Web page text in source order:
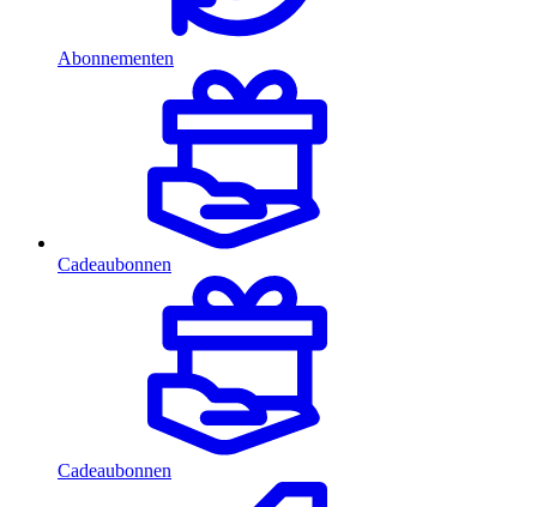
Abonnementen
Cadeaubonnen
Cadeaubonnen